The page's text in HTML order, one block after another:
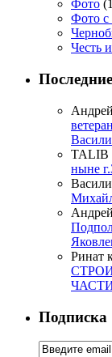
Фото
Фото с
Честь
TALIB
ныне
Ринат
Подписка